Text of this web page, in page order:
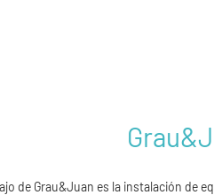
de Grau&Juan es la instalación de